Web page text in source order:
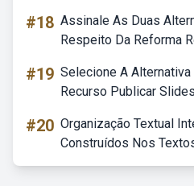
#18 Assinale As Duas
Respeito Da Reforma
#19 Selecione A Alternativa
Recurso Publicar Slides
#20 Organização Textual
Construídos Nos